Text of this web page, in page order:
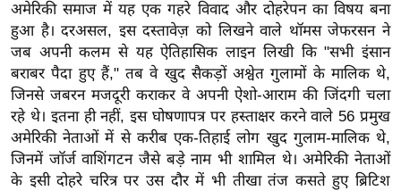
रा
ज
नी
ति
वि
श्ले
ष
ण
अमेरिकी समाज में यह एक गहरे विवाद और दोहरेपन का विषय बना
हुआ है। दरअसल, इस दस्तावेज़ को लिखने वाले थॉमस जेफरसन ने
जब अपनी कलम से यह ऐतिहासिक लाइन लिखी कि "सभी इंसान
बराबर पैदा हुए हैं," तब वे खुद सैकड़ों अश्वेत गुलामों के मालिक थे,
जिनसे जबरन मजदूरी कराकर वे अपनी ऐशो-आराम की जिंदगी चला
रहे थे। इतना ही नहीं, इस घोषणापत्र पर हस्ताक्षर करने वाले 56 प्रमुख
अमेरिकी नेताओं में से करीब एक-तिहाई लोग खुद गुलाम-मालिक थे,
जिनमें जॉर्ज वाशिंगटन जैसे बड़े नाम भी शामिल थे। अमेरिकी नेताओं
के इसी दोहरे चरित्र पर उस दौर में भी तीखा तंज कसते हुए ब्रिटिश